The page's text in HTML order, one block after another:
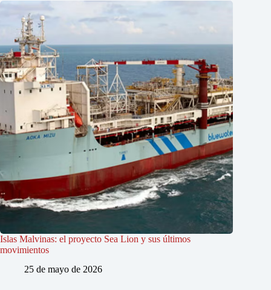
Islas Malvinas: el proyecto Sea Lion y sus últimos
movimientos
25 de mayo de 2026